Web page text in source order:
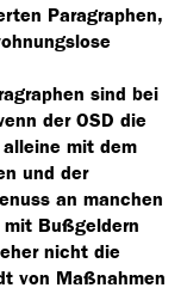
Paragraphen,
sind bei
der OSD die
mit dem
und der
an manchen
Bußgeldern
nicht die
von Maßnahmen